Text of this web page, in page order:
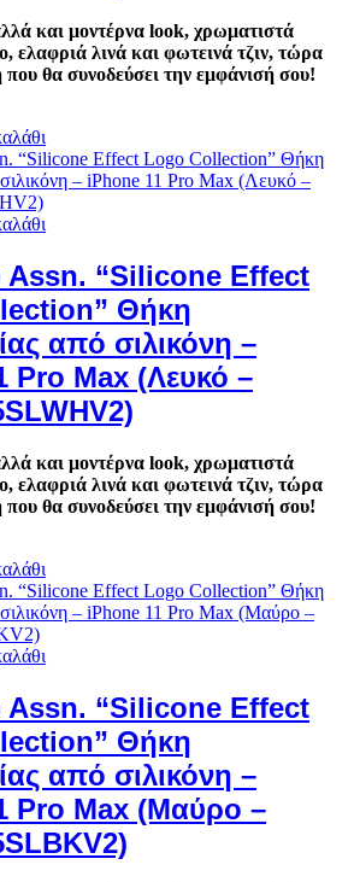
και μοντέρνα look, χρωματιστά
ελαφριά λινά και φωτεινά τζιν, τώρα
θα συνοδεύσει την εμφάνισή σου!
Assn. “Silicone Effect
Θήκη
από σιλικόνη –
Pro Max (Λευκό –
και μοντέρνα look, χρωματιστά
ελαφριά λινά και φωτεινά τζιν, τώρα
θα συνοδεύσει την εμφάνισή σου!
Assn. “Silicone Effect
Θήκη
από σιλικόνη –
Pro Max (Μαύρο –